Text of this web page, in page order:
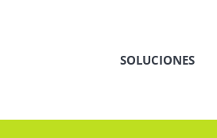
SOLUCIONES